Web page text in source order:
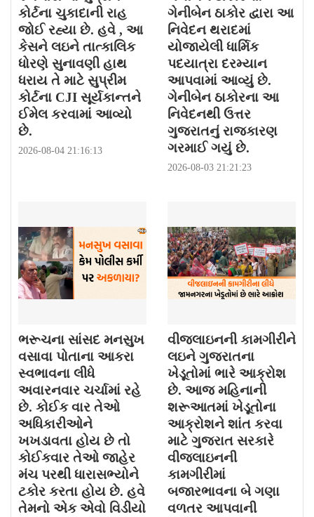
કોર્ટના ચુકાદાની રાહ
જોઈ રહ્યા છે. હવે , આ
કેસને લઇને તાત્કાલિક
ધોરણે સુનાવણી હાથ
ધરાય તે માટે સુપ્રીમ
કોર્ટના CJI સૂર્યકાન્તને
ઈમેલ કરવામાં આવ્યો
છે.
2026-08-04 21:16:13
ગેનીબેન ઠાકોર દ્વારા આ
નિવેદન થરાદમાં
યોજાયેલી ધાર્મિક
પદયાત્રા દરમ્યાન
આપવામાં આવ્યું છે.
ગેનીબેન ઠાકોરના આ
નિવેદનથી ઉત્તર
ગુજરાતનું રાજકારણ
ગરમાઈ ગયું છે.
2026-08-03 21:21:23
ભરૂચના સાંસદ મનસુખ
વસાવા પોતાના આકરા
સ્વભાવના લીધે
અવારનવાર ચર્ચામાં રહે
છે. કોઈક વાર તેઓ
અધિકારીઓને
ખખડાવતા હોય છે તો
કોઈકવાર તેઓ જાહેર
મંચ પરથી ધારાસભ્યોને
ટકોર કરતા હોય છે. હવે
તેમનો એક એવો વિડીયો
વીજલાઇનની કામગીરીને
લઇને ગુજરાતના
ખેડૂતોમાં ભારે આક્રોશ
છે. આજ મહિનાની
શરૂઆતમાં ખેડૂતોના
આક્રોશને શાંત કરવા
માટે ગુજરાત સરકારે
વીજલાઇનની
કામગીરીમાં
બજારભાવના બે ગણા
વળતર આપવાની